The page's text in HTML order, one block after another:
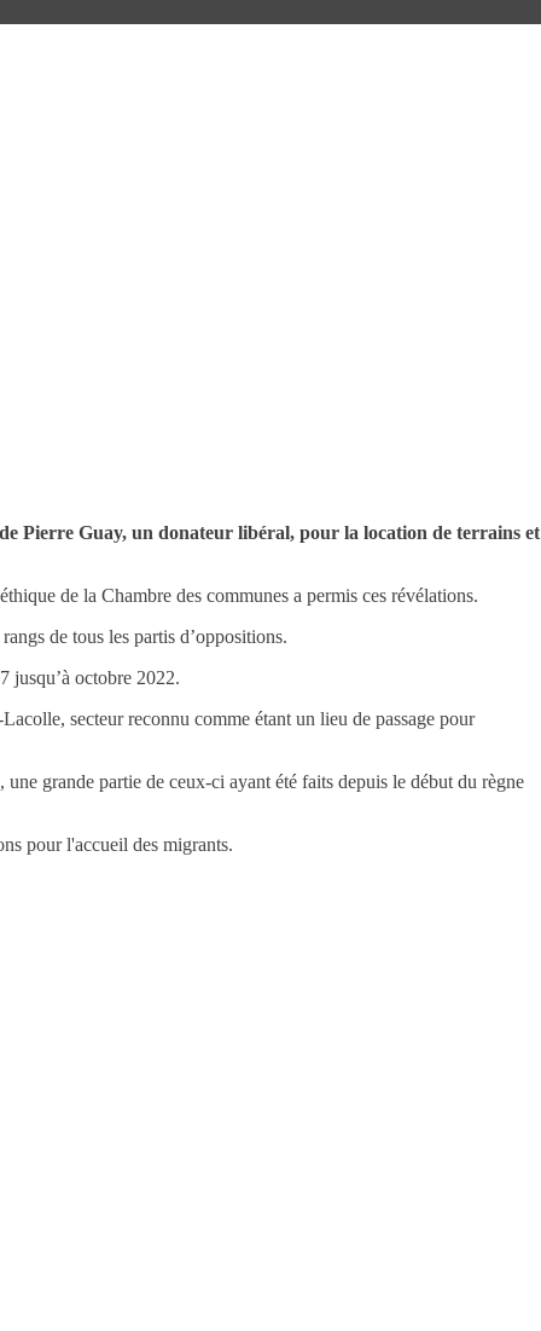
Pierre Guay, un donateur libéral, pour la location de terrains et
de la Chambre des communes a permis ces révélations.
de tous les partis d’oppositions.
jusqu’à octobre 2022.
secteur reconnu comme étant un lieu de passage pour
grande partie de ceux-ci ayant été faits depuis le début du règne
pour l'accueil des migrants.